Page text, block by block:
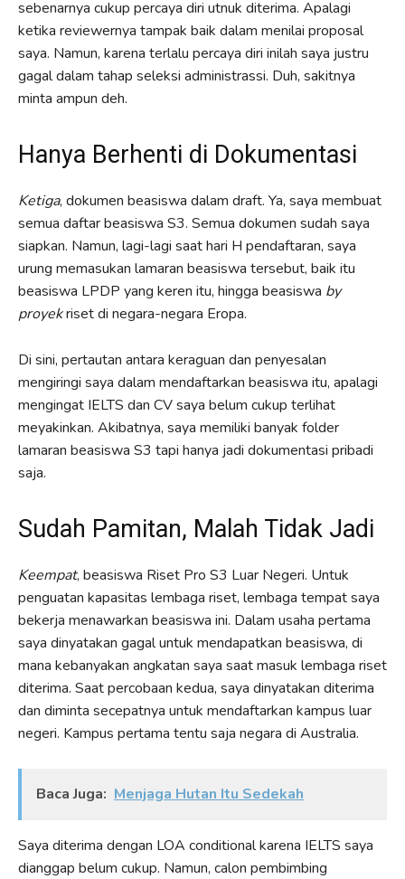
sebenarnya cukup percaya diri utnuk diterima. Apalagi
ketika reviewernya tampak baik dalam menilai proposal
saya. Namun, karena terlalu percaya diri inilah saya justru
gagal dalam tahap seleksi administrassi. Duh, sakitnya
minta ampun deh.
Hanya Berhenti di Dokumentasi
Ketiga, dokumen beasiswa dalam draft. Ya, saya membuat
semua daftar beasiswa S3. Semua dokumen sudah saya
siapkan. Namun, lagi-lagi saat hari H pendaftaran, saya
urung memasukan lamaran beasiswa tersebut, baik itu
beasiswa LPDP yang keren itu, hingga beasiswa by
proyekriset di negara-negara Eropa.
Di sini, pertautan antara keraguan dan penyesalan
mengiringi saya dalam mendaftarkan beasiswa itu, apalagi
mengingat IELTS dan CV saya belum cukup terlihat
meyakinkan. Akibatnya, saya memiliki banyak folder
lamaran beasiswa S3 tapi hanya jadi dokumentasi pribadi
saja.
Sudah Pamitan, Malah Tidak Jadi
Keempat, beasiswa Riset Pro S3 Luar Negeri. Untuk
penguatan kapasitas lembaga riset, lembaga tempat saya
bekerja menawarkan beasiswa ini. Dalam usaha pertama
saya dinyatakan gagal untuk mendapatkan beasiswa, di
mana kebanyakan angkatan saya saat masuk lembaga riset
diterima. Saat percobaan kedua, saya dinyatakan diterima
dan diminta secepatnya untuk mendaftarkan kampus luar
negeri. Kampus pertama tentu saja negara di Australia.
Baca Juga: Menjaga Hutan Itu Sedekah
Saya diterima dengan LOA conditional karena IELTS saya
dianggap belum cukup. Namun, calon pembimbing